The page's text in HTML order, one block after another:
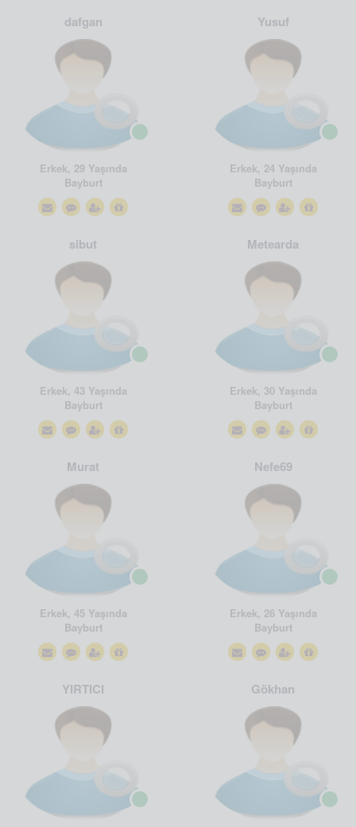
dafgan
Erkek, 29 Yaşında
Bayburt
Yusuf
Erkek, 24 Yaşında
Bayburt
sibut
Erkek, 43 Yaşında
Bayburt
Metearda
Erkek, 30 Yaşında
Bayburt
Murat
Erkek, 45 Yaşında
Bayburt
Nefe69
Erkek, 26 Yaşında
Bayburt
YIRTICI Gökhan